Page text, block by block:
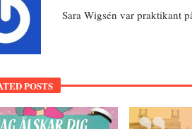
Sara Wigsén var praktikant
POSTS